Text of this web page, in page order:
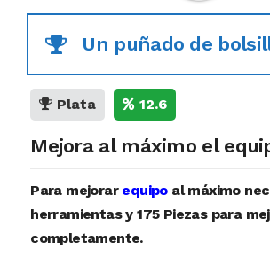
Un puñado de
Plata 12.6
Mejora al máximo el
Para mejorar equipoal máximo
herramientas y 175 Piezas para
completamente.